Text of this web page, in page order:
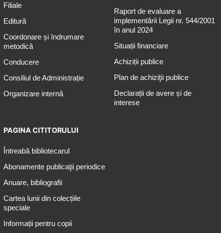
Filiale
Editură
Coordonare și îndrumare
metodică
Conducere
Consiliul de Administrație
Organizare internă
Raport de evaluare a
implementării Legii nr. 544/2001
în anul 2024
Situații financiare
Achiziții publice
Plan de achiziţii publice
Declarații de avere și de
interese
PAGINA CITITORULUI
Întreabă bibliotecarul
Abonamente publicaţii periodice
Anuare, bibliografii
Cartea lunii din colecțiile
speciale
Informații pentru copii